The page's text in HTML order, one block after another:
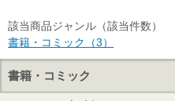
該当商品ジャンル（該当件数）
書籍・コミック（3）
書籍・コミック